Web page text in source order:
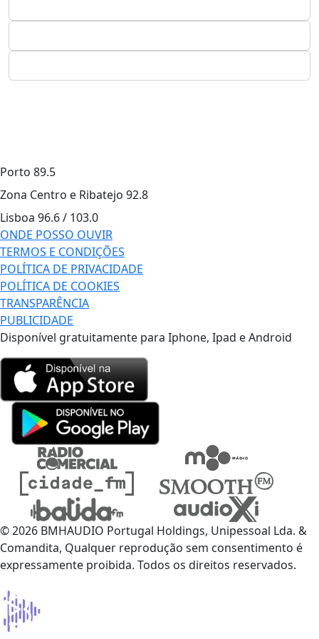
Porto 89.5
Zona Centro e Ribatejo 92.8
Lisboa 96.6 / 103.0
ONDE POSSO OUVIR
TERMOS E CONDIÇÕES
POLÍTICA DE PRIVACIDADE
POLÍTICA DE COOKIES
TRANSPARÊNCIA
PUBLICIDADE
Disponível gratuitamente para Iphone, Ipad e Android
© 2026 BMHAUDIO Portugal Holdings, Unipessoal Lda. &
Comandita, Qualquer reprodução sem consentimento é
expressamente proibida. Todos os direitos reservados.